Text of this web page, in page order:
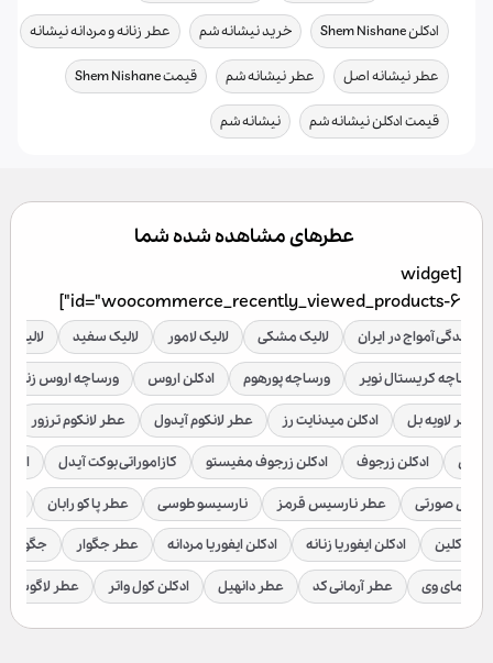
ادکلن Shem Nishane , خرید نیشانه شم , عطر زنانه و مردانه نیشانه ,
عطر نیشانه اصل , عطر نیشانه شم , قیمت Shem Nishane ,
قیمت ادکلن نیشانه شم , نیشانه شم
عطرهای مشاهده شده شما
[widget
id="woocommerce_recently_viewed_products-6"]
نمایندگی آمواج در ایران لالیک مشکی لالیک لامور لالیک سفید لالیک
ورساچه کریستال نویر ورساچه پورهوم ادکلن اروس ورساچه اروس زنانه
عطر لاویه بل ادکلن میدنایت رز عطر لانکوم آیدول عطر لانکوم ترزور
ادکلن زرجوف ادکلن زرجوف مفیستو کازاموراتی بوکت آیدل
صورتی عطر نارسیس قرمز نارسیسو طوسی عطر پاکو رابان
کلین ادکلن ایفوریا زنانه ادکلن ایفوریا مردانه عطر جگوار جگوار
عطر مای وی عطر آرمانی کد عطر دانهیل ادکلن کول واتر عطر لاگوست